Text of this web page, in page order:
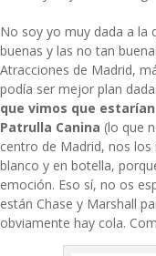
No soy yo muy dada a la
buenas y las no tan
Atracciones de Madrid,
podía ser mejor plan
que vimos que
Patrulla Canina (lo que
centro de Madrid, nos
blanco y en botella,
emoción. Eso sí, no os
están Chase y Marshall
obviamente hay cola.